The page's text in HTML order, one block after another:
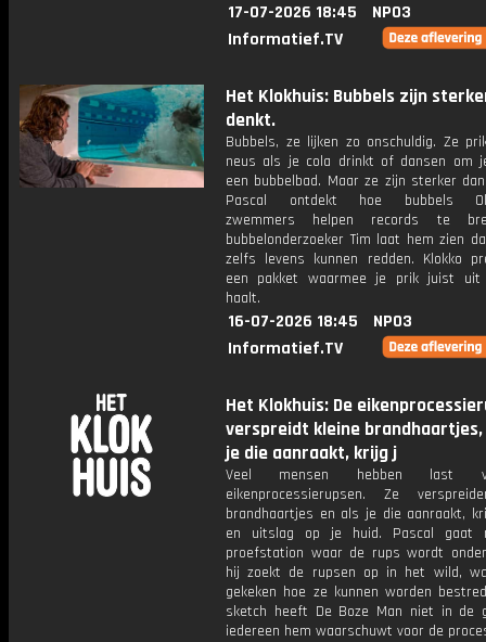
17-07-2026 18:45
NPO3
Informatief.TV
Het Klokhuis: Bubbels zijn
denkt.
Bubbels, ze lijken zo onschuldig. Ze
neus als je cola drinkt of dansen om
een bubbelbad. Maar ze zijn sterker
Pascal ontdekt hoe bubbels
zwemmers helpen records te
bubbelonderzoeker Tim laat hem zien
zelfs levens kunnen redden. Klokko
een pakket waarmee je prik juist uit
haalt.
16-07-2026 18:45
NPO3
Informatief.TV
Het Klokhuis: De
verspreidt kleine brandhaartjes,
je die aanraakt, krijg j
Veel mensen hebben last
eikenprocessierupsen. Ze
brandhaartjes en als je die aanraakt,
en uitslag op je huid. Pascal gaat
proefstation waar de rups wordt
hij zoekt de rupsen op in het wild,
gekeken hoe ze kunnen worden
sketch heeft De Boze Man niet in de
iedereen hem waarschuwt voor de